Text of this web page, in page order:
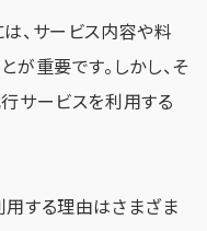
、サービス内容や料
が重要です。しかし、そ
サービスを利用する
する理由はさまざま